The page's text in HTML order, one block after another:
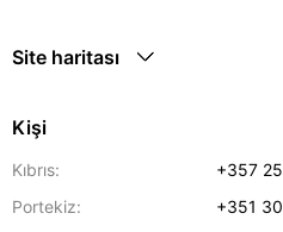
Site haritası
Kişi
Kıbrıs:
+357
Portekiz:
+351